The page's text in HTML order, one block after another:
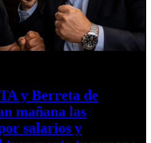
y Berreta de
mañana las
salarios y